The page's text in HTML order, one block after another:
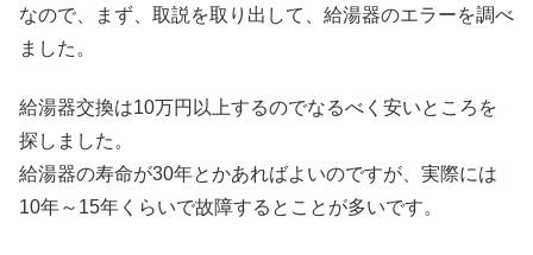
なので、まず、取説を取り出して、給湯器のエラーを調べ
ました。
給湯器交換は10万円以上するのでなるべく安いところを
探しました。
給湯器の寿命が30年とかあればよいのですが、実際には
10年～15年くらいで故障するとことが多いです。